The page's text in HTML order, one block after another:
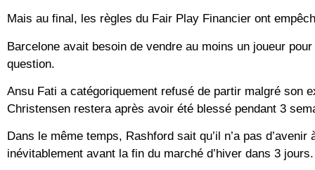
Mais au final, les règles du Fair Play Financier ont
Barcelone avait besoin de vendre au moins un joueur
question.
Ansu Fati a catégoriquement refusé de partir malgré son
Christensen restera après avoir été blessé pendant 3
Dans le même temps, Rashford sait qu’il n’a pas
inévitablement avant la fin du marché d’hiver dans 3 jours.